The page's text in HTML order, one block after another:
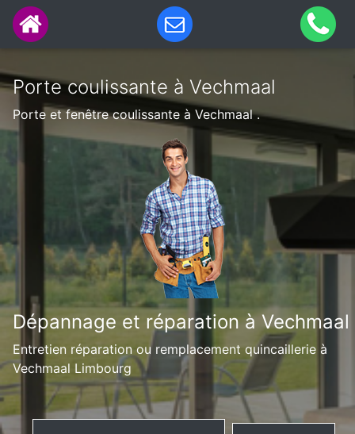
Porte coulissante à Vechmaal
Porte et fenêtre coulissante à Vechmaal .
Dépannage et réparation à Vechmaal
Entretien réparation ou remplacement quincaillerie à
Vechmaal Limbourg